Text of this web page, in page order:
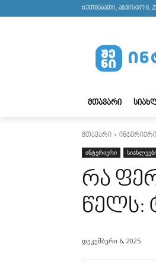
ხუთშაბათი, აგვისტო 6,
ᲛᲗᲐᲕᲐᲠᲘ
მთავარი ინტერიერი
ინტერიერი
რა
წელს:
დეკემბერი 6, 2025